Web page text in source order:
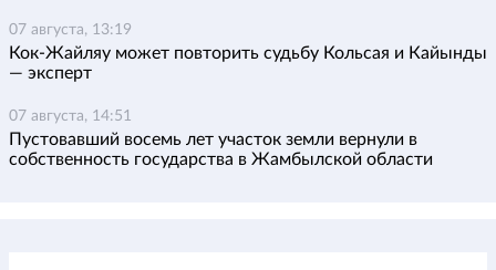
07 августа, 13:19
Кок-Жайляу может повторить судьбу Кольсая и Кайынды
— эксперт
07 августа, 14:51
Пустовавший восемь лет участок земли вернули в
собственность государства в Жамбылской области